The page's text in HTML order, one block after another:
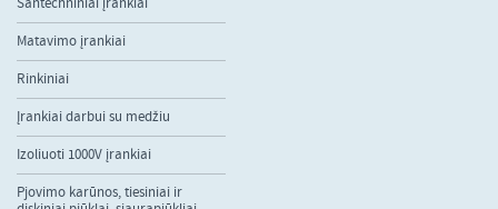
Matavimo įrankiai
Rinkiniai
Įrankiai darbui su medžiu
Izoliuoti 1000V įrankiai
Pjovimo karūnos, tiesiniai ir